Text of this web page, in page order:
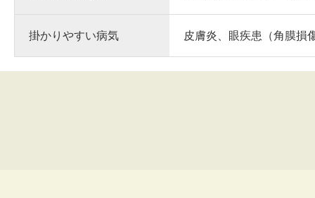
掛かりやすい病気 皮膚炎、眼疾患（角膜損